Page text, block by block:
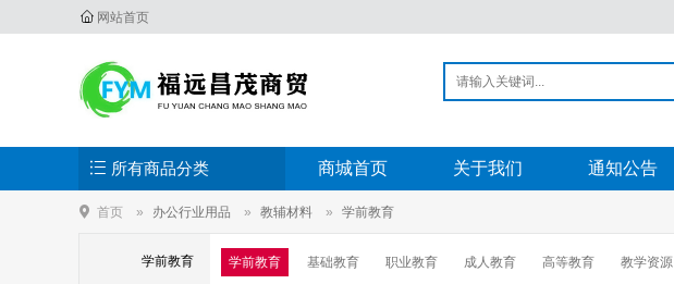
网站首页
所有商品分类 商城首页 关于我们 通知公告
首页 办公行业用品 教辅材料 学前教育
学前教育 学前教育 基础教育 职业教育 成人教育 高等教育 教学资源